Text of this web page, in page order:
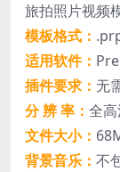
旅拍照片视频
模板格式：
适用软件：
插件要求： 无
分 辨 率： 全
文件大小：
背景音乐： 不